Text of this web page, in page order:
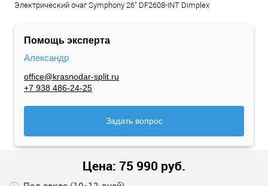
Электрический очаг Symphony 26" DF2608-INT Dimplex
Помощь эксперта
Александр
office@krasnodar-split.ru
+7 938 486-24-25
Задать вопрос
Цена: 75 990 руб.